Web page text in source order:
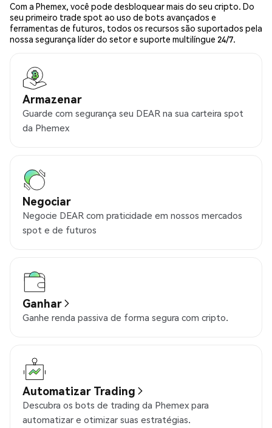
Com a Phemex, você pode desbloquear mais do seu cripto. Do
seu primeiro trade spot ao uso de bots avançados e
ferramentas de futuros, todos os recursos são suportados pela
nossa segurança líder do setor e suporte multilíngue 24/7.
Armazenar
Guarde com segurança seu DEAR na sua carteira spot
da Phemex
Negociar
Negocie DEAR com praticidade em nossos mercados
spot e de futuros
Ganhar
Ganhe renda passiva de forma segura com cripto.
Automatizar Trading
Descubra os bots de trading da Phemex para
automatizar e otimizar suas estratégias.